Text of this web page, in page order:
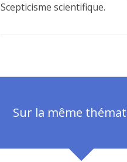
Scepticisme scientifique.
Sur la même